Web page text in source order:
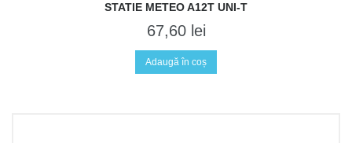
STATIE METEO A12T UNI-T
67,60 lei
Adaugă în coș